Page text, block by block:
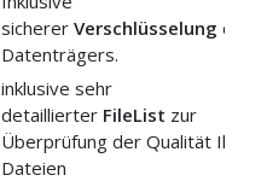
sichererVerschlüsselung des
Datenträgers.
inklusive sehr
detaillierter FileList zur
Überprüfung der Qualität Ihrer
Dateien